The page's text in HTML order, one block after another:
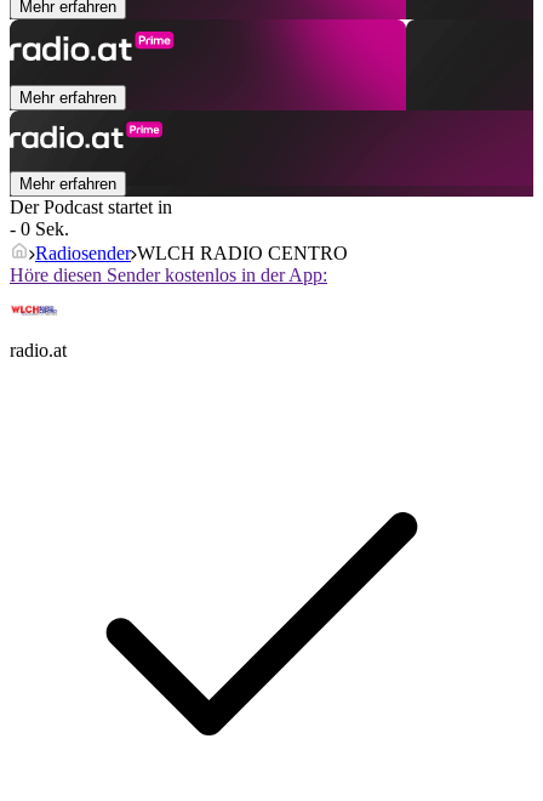
Mehr erfahren
Mehr erfahren
Mehr erfahren
Der Podcast startet in
- 0 Sek.
Radiosender WLCH RADIO CENTRO
Höre diesen Sender kostenlos in der App:
radio.at